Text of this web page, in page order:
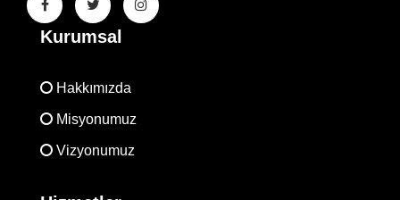
Kurumsal
Hakkımızda
Misyonumuz
Vizyonumuz